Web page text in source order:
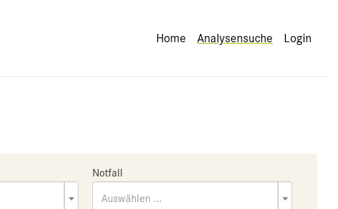
Home Analysensuche Login
Notfall
Auswählen ...